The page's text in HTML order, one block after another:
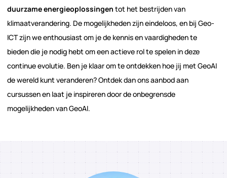
duurzame energieoplossingen tot het bestrijden van
klimaatverandering. De mogelijkheden zijn eindeloos, en bij Geo-
ICT zijn we enthousiast om je de kennis en vaardigheden te
bieden die je nodig hebt om een actieve rol te spelen in deze
continue evolutie. Ben je klaar om te ontdekken hoe jij met GeoAI
de wereld kunt veranderen? Ontdek dan ons aanbod aan
cursussen en laat je inspireren door de onbegrensde
mogelijkheden van GeoAI.